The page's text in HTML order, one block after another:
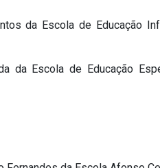
da Escola de Educação
da Escola de Educação